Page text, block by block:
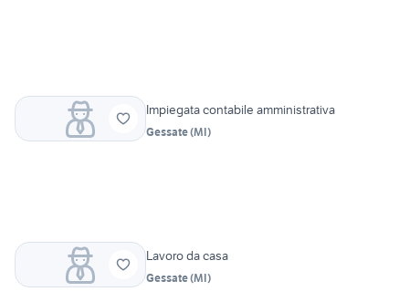
Impiegata contabile amministrativa
Gessate(MI)
Lavoro da casa
Gessate(MI)